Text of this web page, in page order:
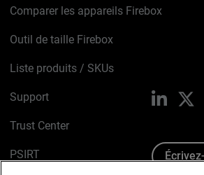
Comparer les appareils Firebox
Outil de taille Firebox
Liste produits / SKUs
Support
Trust Center
PSIRT